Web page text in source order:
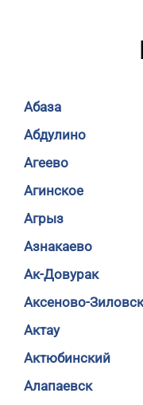
Абаза
Абдулино
Агеево
Агинское
Агрыз
Азнакаево
Ак-Довурак
Аксеново-
Актау
Актюбинский
Алапаевск